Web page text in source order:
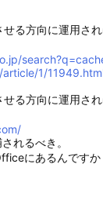
る方向に運用さ
1/
る方向に運用さ
れるべき。
にあるんですか